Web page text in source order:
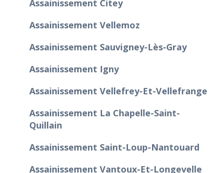
Assainissement Citey
Assainissement Vellemoz
Assainissement Sauvigney-Lès-Gray
Assainissement Igny
Assainissement Vellefrey-Et-Vellefrange
Assainissement La Chapelle-Saint-
Quillain
Assainissement Saint-Loup-Nantouard
Assainissement Vantoux-Et-Longevelle